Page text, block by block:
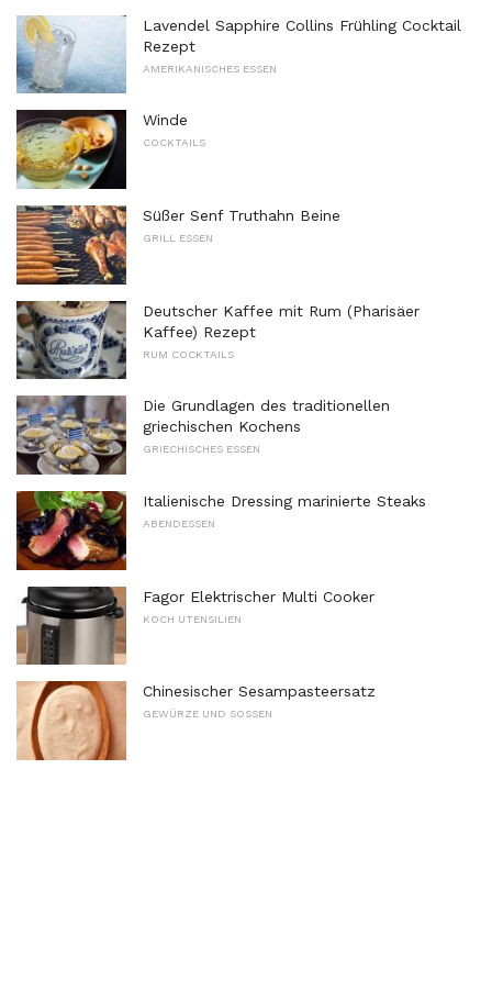
Lavendel Sapphire Collins Frühling Cocktail
Rezept
AMERIKANISCHES ESSEN
Winde
COCKTAILS
Süßer Senf Truthahn Beine
GRILL ESSEN
Deutscher Kaffee mit Rum (Pharisäer
Kaffee) Rezept
RUM COCKTAILS
Die Grundlagen des traditionellen
griechischen Kochens
GRIECHISCHES ESSEN
Italienische Dressing marinierte Steaks
ABENDESSEN
Fagor Elektrischer Multi Cooker
KOCH UTENSILIEN
Chinesischer Sesampasteersatz
GEWÜRZE UND SOSSEN